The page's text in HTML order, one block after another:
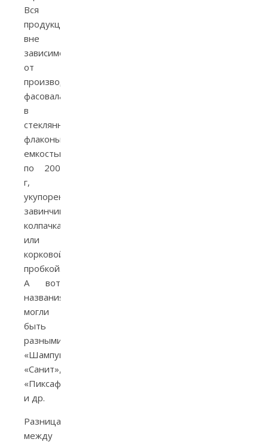
Вся
продукция,
вне
зависимости
от
производителя,
фасовалась
в
стеклянные
флаконы
емкостью
по 200
г,
укупоренных
завинчивающимися
колпачками
или
корковой
пробкой.
А вот
названия
могли
быть
разными:
«Шампунь»,
«Санит»,
«Пиксафон»
и др.
Разница
между